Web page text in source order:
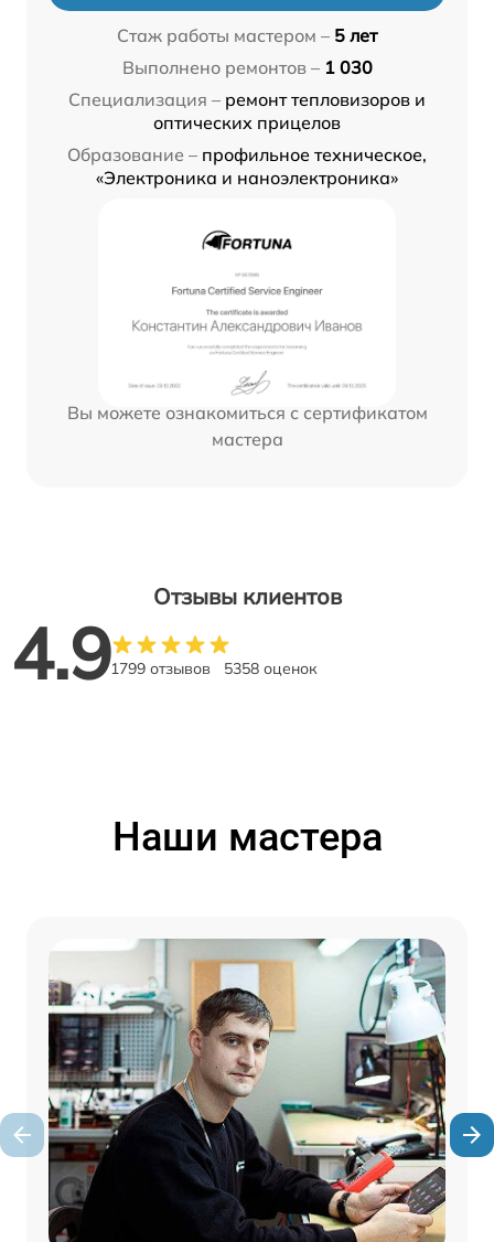
Стаж работы мастером – 5 лет
Выполнено ремонтов – 1 030
Специализация – ремонт тепловизоров и
оптических прицелов
Образование – профильное техническое,
«Электроника и наноэлектроника»
Вы можете ознакомиться с сертификатом
мастера
Отзывы клиентов
4.91799 отзывов 5358 оценок
Наши мастера